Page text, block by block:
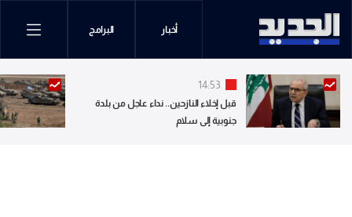
أخبار البرامج
14:53
قبل إخلاء النازحين.. نداء عاجل من بلدة
جنوبية إلى سلام